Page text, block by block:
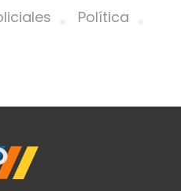
Política